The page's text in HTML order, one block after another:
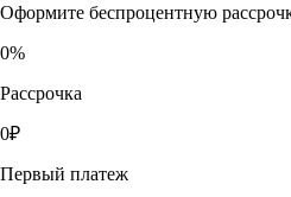
Оформите беспроцентную
0%
Рассрочка
0₽
Первый платеж